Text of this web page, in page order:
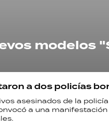
modelos
a dos policías
asesinados de la
a una